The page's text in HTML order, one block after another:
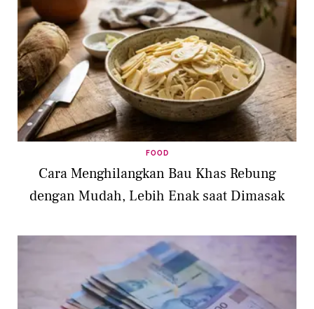
FOOD
Cara Menghilangkan Bau Khas Rebung
dengan Mudah, Lebih Enak saat Dimasak